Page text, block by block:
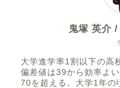
鬼塚 英介
大学進学率1割以下の高
偏差値は39から効率よ
70を超える。大学1年の